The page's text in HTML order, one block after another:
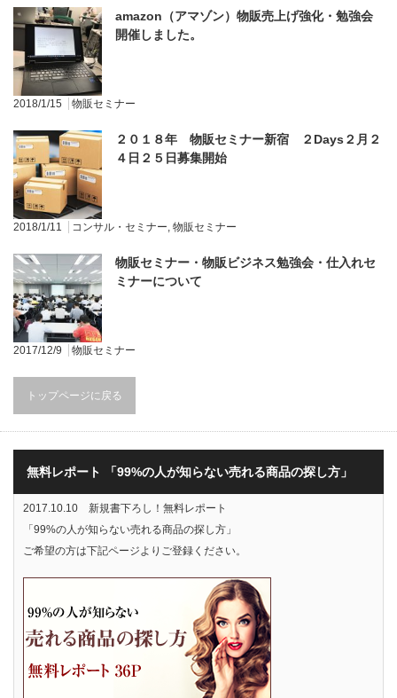
amazon（アマゾン）物販売上げ強化・勉強会
開催しました。
2018/1/15 物販セミナー
２０１８年 物販セミナー新宿 ２Days２月２
４日２５日募集開始
2018/1/11 コンサル・セミナー, 物販セミナー
物販セミナー・物販ビジネス勉強会・仕入れセ
ミナーについて
2017/12/9 物販セミナー
トップページに戻る
無料レポート 「99%の人が知らない売れる商品の探し方」
2017.10.10 新規書下ろし！無料レポート
「99%の人が知らない売れる商品の探し方」
ご希望の方は下記ページよりご登録ください。